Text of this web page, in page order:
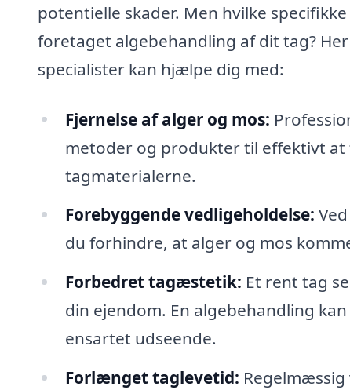
potentielle skader. Men hvilke
foretaget algebehandling af dit tag?
specialister kan hjælpe dig med:
Fjernelse af alger og mos:
metoder og produkter til effektivt at
tagmaterialerne.
Forebyggende vedligeholdelse:
du forhindre, at alger og mos
Forbedret tagæstetik: Et rent tag
din ejendom. En algebehandling
ensartet udseende.
Forlænget taglevetid: